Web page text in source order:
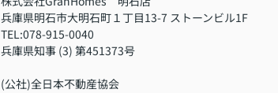
兵庫県明石市大明石町１丁目13-7 ストーンビル1F
TEL:078-915-0040
兵庫県知事 (3) 第451373号
(公社)全日本不動産協会